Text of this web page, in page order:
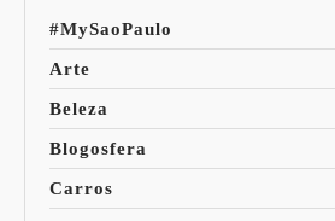
#MySaoPaulo
Arte
Beleza
Blogosfera
Carros